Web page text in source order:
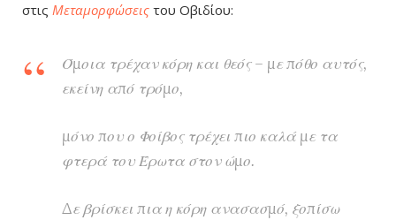
στις Μεταμορφώσεις του Οβιδίου:
Όμοια τρέχαν κόρη και θεός – με πόθο αυτός,
εκείνη από τρόμο,
μόνο που ο Φοίβος τρέχει πιο καλά με τα
φτερά του Έρωτα στον ώμο.
Δε βρίσκει πια η κόρη ανασασμό, ξοπίσω